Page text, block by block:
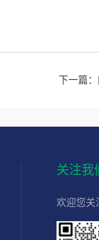
下一篇：
关注我
欢迎您关